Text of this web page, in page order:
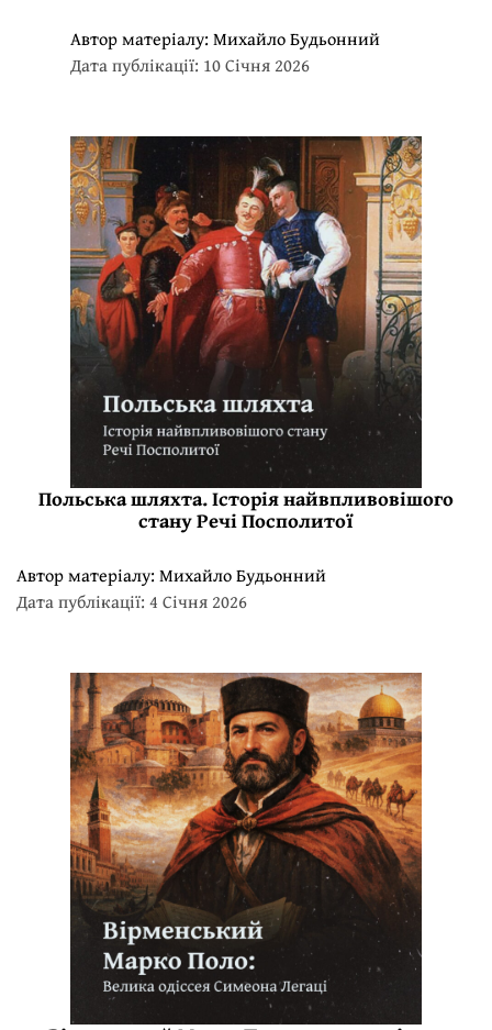
Автор матеріалу: Михайло Будьонний
Дата публікації: 10 Січня 2026
Польська шляхта. Історія найвпливовішого
стану Речі Посполитої
Автор матеріалу: Михайло Будьонний
Дата публікації: 4 Січня 2026